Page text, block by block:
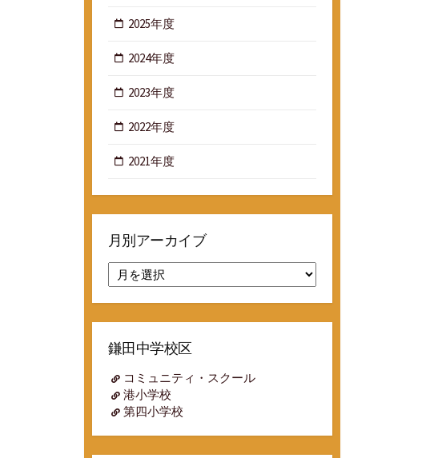
2025年度
2024年度
2023年度
2022年度
2021年度
月別アーカイブ
別
ア
ー
イ
鎌田中学校区
コミュニティ・スクール
港小学校
第四小学校